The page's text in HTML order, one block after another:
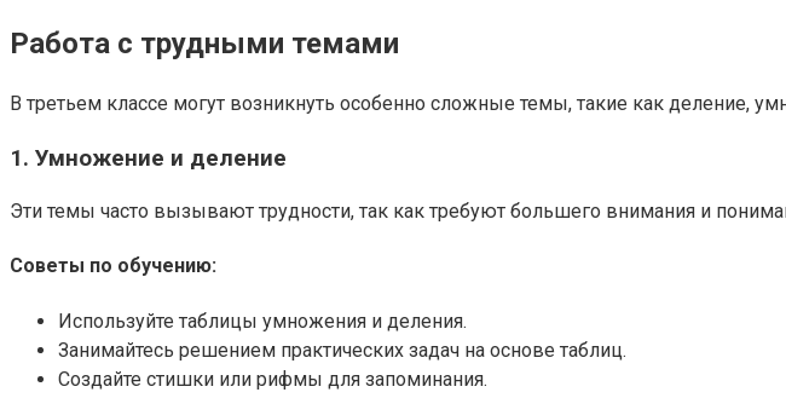
Работа с трудными темами
В третьем классе могут возникнуть особенно сложные темы, такие как деление,
1. Умножение и деление
Эти темы часто вызывают трудности, так как требуют большего внимания и
Советы по обучению:
Используйте таблицы умножения и деления.
Занимайтесь решением практических задач на основе таблиц.
Создайте стишки или рифмы для запоминания.